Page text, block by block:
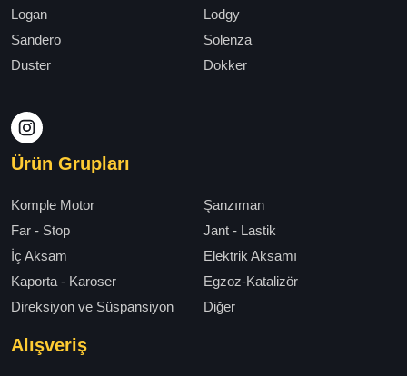
Logan
Lodgy
Sandero
Solenza
Duster
Dokker
Ürün Grupları
Komple Motor
Şanzıman
Far - Stop
Jant - Lastik
İç Aksam
Elektrik Aksamı
Kaporta - Karoser
Egzoz-Katalizör
Direksiyon ve Süspansiyon
Diğer
Alışveriş